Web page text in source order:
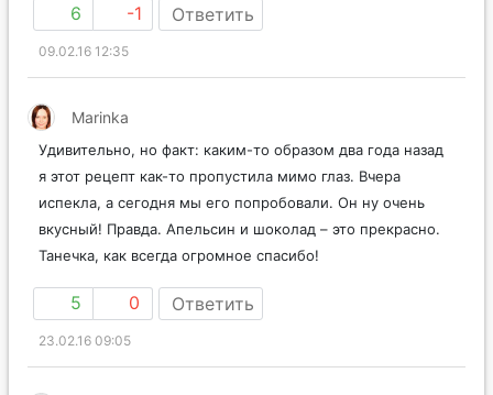
6 -1 Ответить
09.02.16 12:35
Marinka
Удивительно, но факт: каким-то образом два года назад
я этот рецепт как-то пропустила мимо глаз. Вчера
испекла, а сегодня мы его попробовали. Он ну очень
вкусный! Правда. Апельсин и шоколад – это прекрасно.
Танечка, как всегда огромное спасибо!
5 0 Ответить
23.02.16 09:05